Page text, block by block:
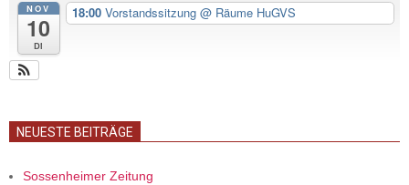
NOV
10
Di
18:00 Vorstandssitzung @ Räume HuGVS
NEUESTE BEITRÄGE
Sossenheimer Zeitung